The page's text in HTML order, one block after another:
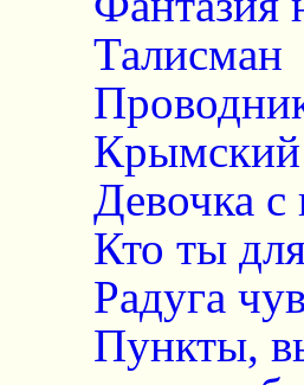
Талисман
Крымский
Девочка с
Кто ты
Радуга
Пункты,